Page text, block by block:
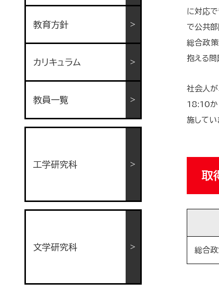
に対応で
で公共
総合政策
抱える問
社会人
18:10か
施してい
取
総合
教育方針
カリキュラム
教員一覧
工学研究科
文学研究科